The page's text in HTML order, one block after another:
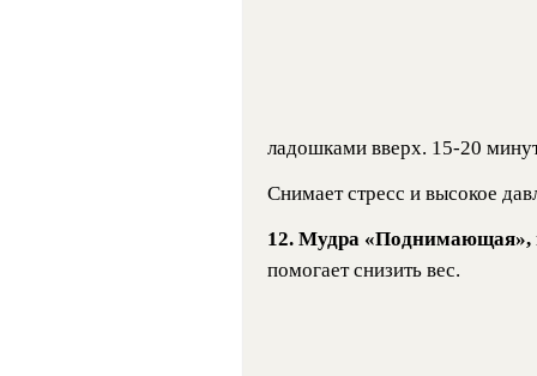
ладошками вверх. 15-20
Снимает стресс и высокое
12. Мудра «Поднимающая»,
помогает снизить вес.